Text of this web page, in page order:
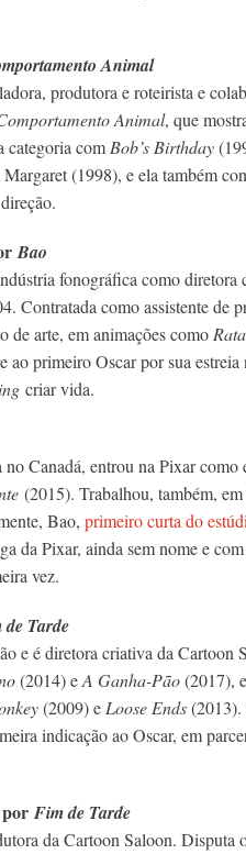
Animal
produtora e roteirista e
Animal, que
categoria com Bob’s Birthday
(1998), e ela também
Bao
fonográfica como diretora
Contratada como assistente de
de arte, em animações como
ao primeiro Oscar por sua estreia
criar vida.
Canadá, entrou na Pixar
(2015). Trabalhou, também, em
Bao, primeiro curta do
da Pixar, ainda sem nome e
vez.
Tarde
e é diretora criativa da Cartoon
(2014) eA Ganha-Pão(2017),
(2009) e Loose Ends(2013).
indicação ao Oscar, em
Fim de Tarde
da Cartoon Saloon. Disputa